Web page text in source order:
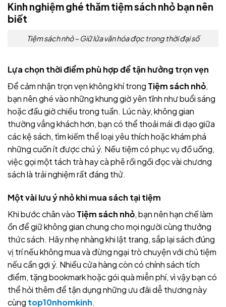
Kinh nghiệm ghé thăm tiệm sách nhỏ bạn nên
biết
Tiệm sách nhỏ – Giữ lửa văn hóa đọc trong thời đại số
Lựa chọn thời điểm phù hợp để tận hưởng trọn vẹn
Để cảm nhận trọn vẹn không khí trong Tiệm sách nhỏ,
bạn nên ghé vào những khung giờ yên tĩnh như buổi sáng
hoặc đầu giờ chiều trong tuần. Lúc này, không gian
thường vắng khách hơn, bạn có thể thoải mái đi dạo giữa
các kệ sách, tìm kiếm thể loại yêu thích hoặc khám phá
những cuốn ít được chú ý. Nếu tiệm có phục vụ đồ uống,
việc gọi một tách trà hay cà phê rồi ngồi đọc vài chương
sách là trải nghiệm rất đáng thử.
Một vài lưu ý nhỏ khi mua sách tại tiệm
Khi bước chân vào Tiệm sách nhỏ, bạn nên hạn chế làm
ồn để giữ không gian chung cho mọi người cùng thưởng
thức sách. Hãy nhẹ nhàng khi lật trang, sắp lại sách đúng
vị trí nếu không mua và đừng ngại trò chuyện với chủ tiệm
nếu cần gợi ý. Nhiều cửa hàng còn có chính sách tích
điểm, tặng bookmark hoặc gói quà miễn phí, vì vậy bạn có
thể hỏi thêm để tận dụng những ưu đãi dễ thương này
cùng top10nhomkinh.